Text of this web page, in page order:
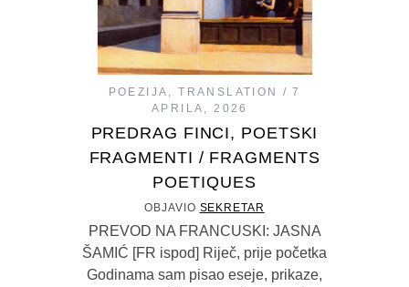
POEZIJA ,TRANSLATION
7
APRILA, 2026
PREDRAG FINCI, POETSKI
FRAGMENTI / FRAGMENTS
POETIQUES
OBJAVIO SEKRETAR
PREVOD NA FRANCUSKI: JASNA
ŠAMIĆ [FR ispod] Riječ, prije početka
Godinama sam pisao eseje, prikaze,